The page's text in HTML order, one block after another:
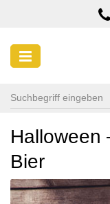
Halloween -
Halloween
Bier